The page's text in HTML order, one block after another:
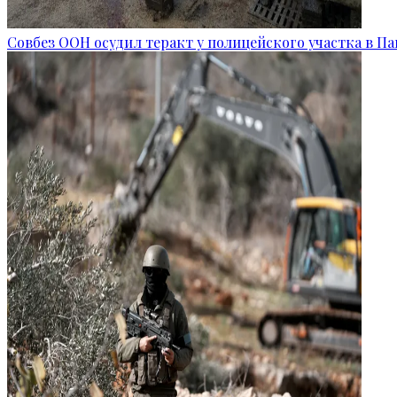
Совбез ООН осудил теракт у полицейского участка в